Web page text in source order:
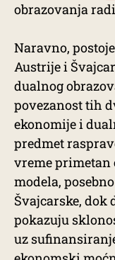
obrazovanja
Naravno,
Austrije i
dualnog
povezanost tih
ekonomije i
predmet
vreme primetan
modela,
Švajcarske, dok
pokazuju
uz